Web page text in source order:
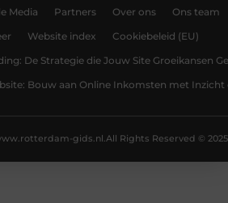
Media Partners Over ons Ons team
Website index Cookiebeleid (EU)
De Strategie die Jouw Site Groeikansen
Bouw aan Online Inkomsten met Inzicht
All Rights Reserved © 2025
gids.nl.